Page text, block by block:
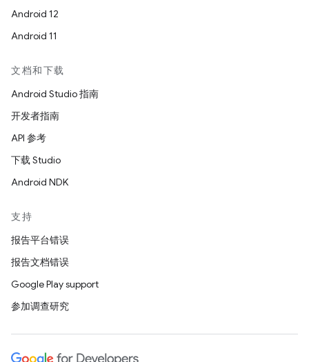
Android 12
Android 11
文档和下载
Android Studio 指南
开发者指南
API 参考
下载 Studio
Android NDK
支持
报告平台错误
报告文档错误
Google Play support
参加调查研究